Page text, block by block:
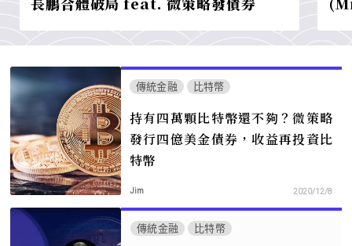
傳統金融 比特幣
持有四萬顆比特幣還不夠？微策略
發行四億美金債券，收益再投資比
特幣
Jim 2020/12/8
傳統金融 比特幣